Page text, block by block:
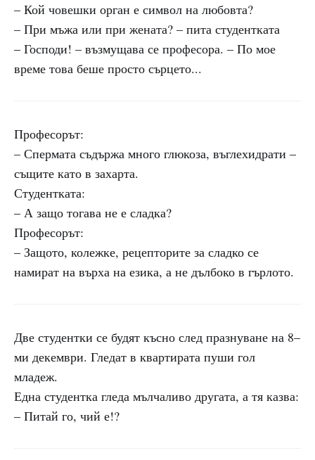
– Кой човешки орган е символ на любовта?
– При мъжа или при жената? – пита студентката
– Господи! – възмущава се професора. – По мое
време това беше просто сърцето...
Професорът:
– Спермата съдържа много глюкоза, въглехидрати –
същите като в захарта.
Студентката:
– А защо тогава не е сладка?
Професорът:
– Защото, колежке, рецепторите за сладко се
намират на върха на езика, а не дълбоко в гърлото.
Две студентки се будят късно след празнуване на 8–
ми декември. Гледат в квартирата пуши гол
младеж.
Една студентка гледа мълчаливо другата, а тя казва:
– Питай го, чий е!?